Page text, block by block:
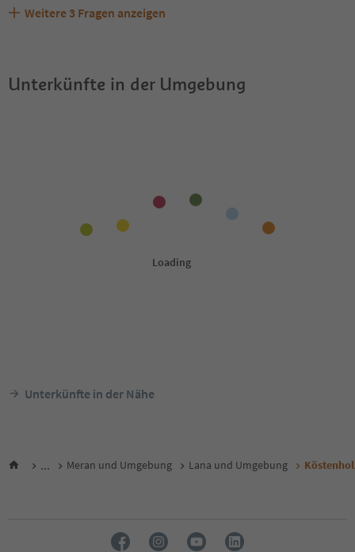
Sind Haustiere in der Unterkunft Köstenholzerhof
Welche Services bietet Köstenholzerhof?
Erhalten die Gäste von Köstenholzerhof einen Südtirol
Weitere 3 Fragen anzeigen
Unterkünfte in der Umgebung
Unterkünfte in der Nähe
... Meran und Umgebung Lana und Umgebung